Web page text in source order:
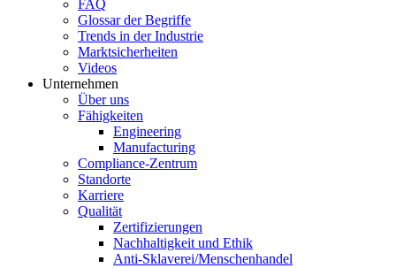
FAQ
Glossar der Begriffe
Trends in der Industrie
Marktsicherheiten
Videos
Unternehmen
Über uns
Fähigkeiten
Engineering
Manufacturing
Compliance-Zentrum
Standorte
Karriere
Qualität
Zertifizierungen
Nachhaltigkeit und Ethik
Anti-Sklaverei/Menschenhandel